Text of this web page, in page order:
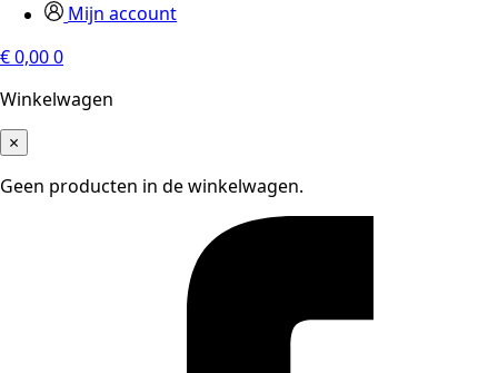
Mijn account
€0,000
Winkelwagen
×
Geen producten in de winkelwagen.